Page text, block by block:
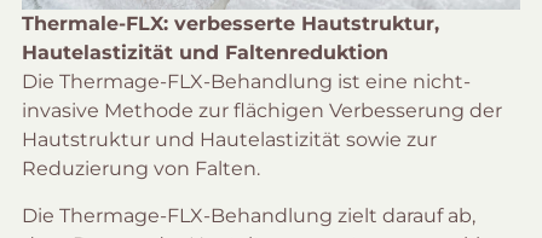
Thermale-FLX: verbesserte Hautstruktur,
Hautelastizität und Faltenreduktion
Die Thermage-FLX-Behandlung ist eine nicht-
invasive Methode zur flächigen Verbesserung der
Hautstruktur und Hautelastizität sowie zur
Reduzierung von Falten.
Die Thermage-FLX-Behandlung zielt darauf ab,